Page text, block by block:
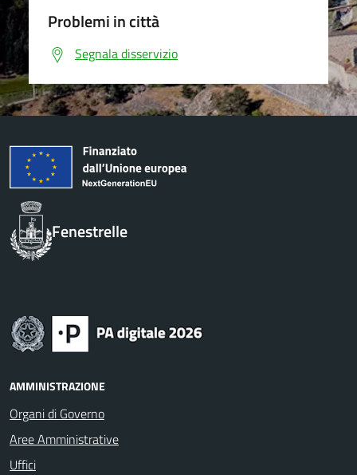
Problemi in città
Segnala disservizio
Fenestrelle
AMMINISTRAZIONE
Organi di Governo
Aree Amministrative
Uffici